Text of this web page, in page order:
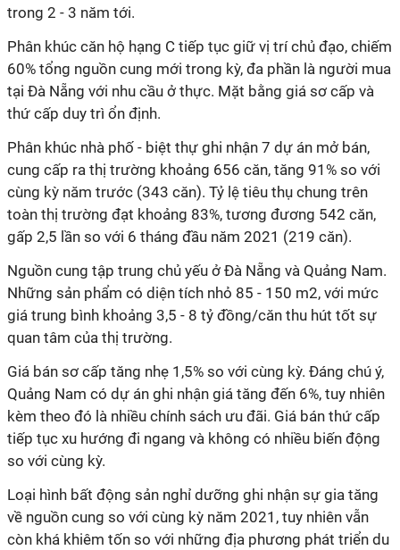
trong 2 - 3 năm tới.
Phân khúc căn hộ hạng C tiếp tục giữ vị trí chủ đạo, chiếm
60% tổng nguồn cung mới trong kỳ, đa phần là người mua
tại Đà Nẵng với nhu cầu ở thực. Mặt bằng giá sơ cấp và
thứ cấp duy trì ổn định.
Phân khúc nhà phố - biệt thự ghi nhận 7 dự án mở bán,
cung cấp ra thị trường khoảng 656 căn, tăng 91% so với
cùng kỳ năm trước (343 căn). Tỷ lệ tiêu thụ chung trên
toàn thị trường đạt khoảng 83%, tương đương 542 căn,
gấp 2,5 lần so với 6 tháng đầu năm 2021 (219 căn).
Nguồn cung tập trung chủ yếu ở Đà Nẵng và Quảng Nam.
Những sản phẩm có diện tích nhỏ 85 - 150 m2, với mức
giá trung bình khoảng 3,5 - 8 tỷ đồng/căn thu hút tốt sự
quan tâm của thị trường.
Giá bán sơ cấp tăng nhẹ 1,5% so với cùng kỳ. Đáng chú ý,
Quảng Nam có dự án ghi nhận giá tăng đến 6%, tuy nhiên
kèm theo đó là nhiều chính sách ưu đãi. Giá bán thứ cấp
tiếp tục xu hướng đi ngang và không có nhiều biến động
so với cùng kỳ.
Loại hình bất động sản nghỉ dưỡng ghi nhận sự gia tăng
về nguồn cung so với cùng kỳ năm 2021, tuy nhiên vẫn
còn khá khiêm tốn so với những địa phương phát triển du